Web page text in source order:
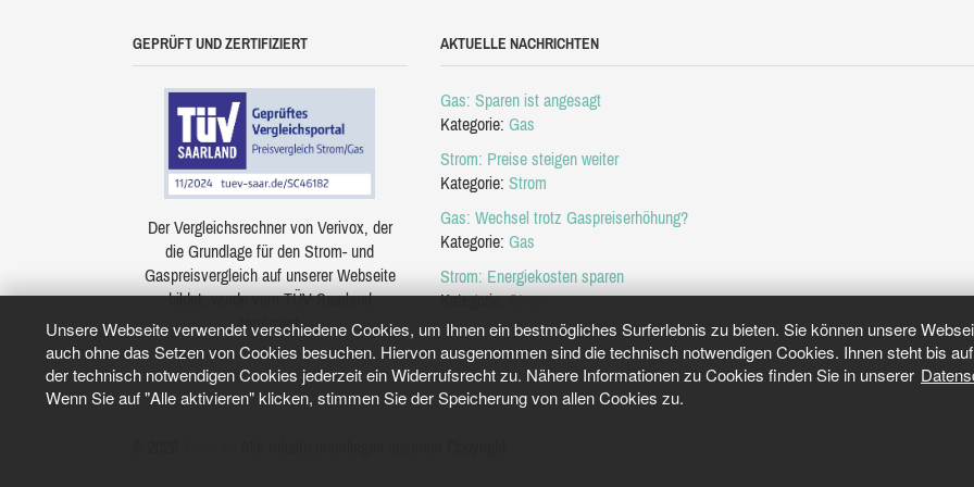
Unsere Webseite verwendet verschiedene Cookies, um Ihnen ein bestmögliches Surferlebnis zu bieten. Sie können unsere
auch ohne das Setzen von Cookies besuchen. Hiervon ausgenommen sind die technisch notwendigen Cookies. Ihnen steht bis
der technisch notwendigen Cookies jederzeit ein Widerrufsrecht zu. Nähere Informationen zu Cookies finden Sie in unserer
Wenn Sie auf "Alle aktivieren" klicken, stimmen Sie der Speicherung von allen Cookies zu.
GEPRÜFT UND ZERTIFIZIERT
Der Vergleichsrechner von Verivox, der
die Grundlage für den Strom- und
Gaspreisvergleich auf unserer Webseite
bildet, wurde vom TÜV Saarland
zertifiziert.
AKTUELLE NACHRICHTEN
Gas: Sparen ist angesagt
Kategorie: Gas
Strom: Preise steigen weiter
Kategorie: Strom
Gas: Wechsel trotz Gaspreiserhöhung?
Kategorie: Gas
Strom: Energiekosten sparen
Kategorie:Strom